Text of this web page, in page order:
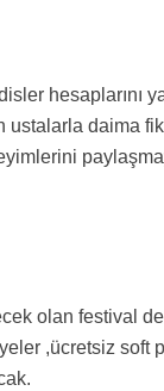
hesaplarını
daima
olan festival
,ücretsiz soft